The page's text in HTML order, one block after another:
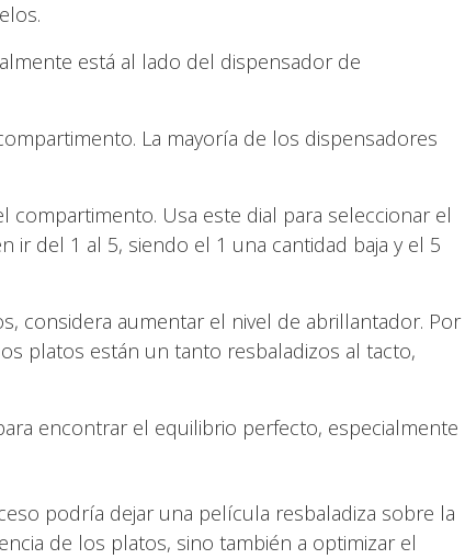
está al lado del dispensador de
La mayoría de los dispensadores
Usa este dial para seleccionar el
ir del 1 al 5, siendo el 1 una cantidad baja y el 5
considera aumentar el nivel de abrillantador. Por
platos están un tanto resbaladizos al tacto,
encontrar el equilibrio perfecto, especialmente
podría dejar una película resbaladiza sobre la
de los platos, sino también a optimizar el